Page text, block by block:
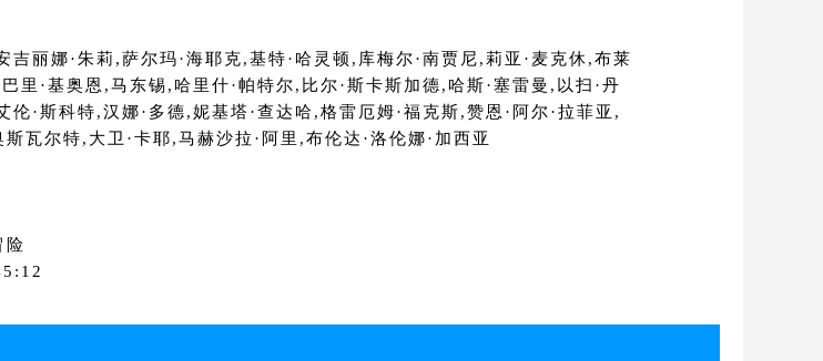
吉丽娜·朱莉,萨尔玛·海耶克,基特·哈灵顿,库梅尔·南贾尼,莉亚·麦克休,布莱
里·基奥恩,马东锡,哈里什·帕特尔,比尔·斯卡斯加德,哈斯·塞雷曼,以扫·丹
伦·斯科特,汉娜·多德,妮基塔·查达哈,格雷厄姆·福克斯,赞恩·阿尔·拉菲亚,
瓦尔特,大卫·卡耶,马赫沙拉·阿里,布伦达·洛伦娜·加西亚
险